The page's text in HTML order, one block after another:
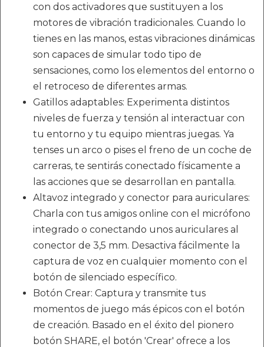
con dos activadores que sustituyen a los
motores de vibración tradicionales. Cuando lo
tienes en las manos, estas vibraciones dinámicas
son capaces de simular todo tipo de
sensaciones, como los elementos del entorno o
el retroceso de diferentes armas.
Gatillos adaptables: Experimenta distintos
niveles de fuerza y tensión al interactuar con
tu entorno y tu equipo mientras juegas. Ya
tenses un arco o pises el freno de un coche de
carreras, te sentirás conectado físicamente a
las acciones que se desarrollan en pantalla.
Altavoz integrado y conector para auriculares:
Charla con tus amigos online con el micrófono
integrado o conectando unos auriculares al
conector de 3,5 mm. Desactiva fácilmente la
captura de voz en cualquier momento con el
botón de silenciado específico.
Botón Crear: Captura y transmite tus
momentos de juego más épicos con el botón
de creación. Basado en el éxito del pionero
botón SHARE, el botón 'Crear' ofrece a los